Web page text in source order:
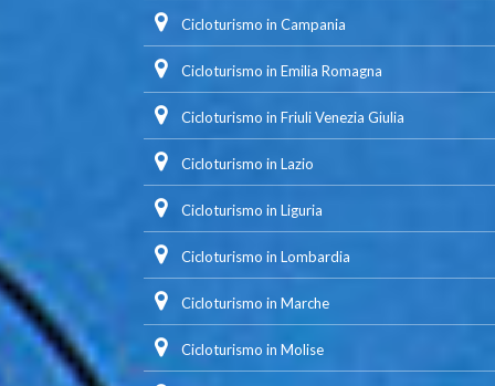
Cicloturismo in Campania
Cicloturismo in Emilia Romagna
Cicloturismo in Friuli Venezia Giulia
Cicloturismo in Lazio
Cicloturismo in Liguria
Cicloturismo in Lombardia
Cicloturismo in Marche
Cicloturismo in Molise